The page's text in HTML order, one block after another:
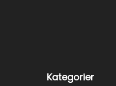
Kategorier